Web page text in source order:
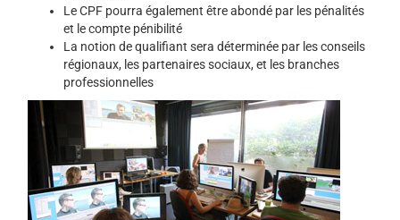
Le CPF pourra également être abondé par les pénalités
et le compte pénibilité
La notion de qualifiant sera déterminée par les conseils
régionaux, les partenaires sociaux, et les branches
professionnelles